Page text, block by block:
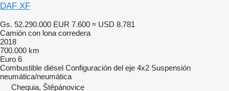
DAF XF
Gs. 52.290.000 EUR 7.600 ≈ USD 8.781
Camión con lona corredera
2018
700.000 km
Euro 6
Combustible diésel Configuración del eje 4x2 Suspensión
neumática/neumática
Chequia, Štěpánovice